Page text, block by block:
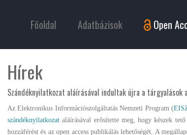
Főoldal Adatbázisok Open
Hírek
Szándéknyilatkozat aláírásával indultak újra a tárgyalások
Az Elektronikus Információszolgáltatás Nemzeti Program (
szándéknyilatkozat aláírásával erősítette meg, hogy készek
hozzáférést és az open access publikálás lehetőségét. A